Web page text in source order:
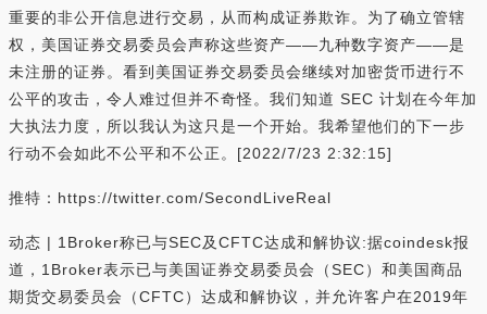
重要的非公开信息进行交易，从而构成证券欺诈。为了确立管辖
权，美国证券交易委员会声称这些资产——九种数字资产——是
未注册的证券。看到美国证券交易委员会继续对加密货币进行不
公平的攻击，令人难过但并不奇怪。我们知道 SEC 计划在今年加
大执法力度，所以我认为这只是一个开始。我希望他们的下一步
行动不会如此不公平和不公正。[2022/7/23 2:32:15]
推特：https://twitter.com/SecondLiveReal
动态 | 1Broker称已与SEC及CFTC达成和解协议:据coindesk报
道，1Broker表示已与美国证券交易委员会（SEC）和美国商品
期货交易委员会（CFTC）达成和解协议，并允许客户在2019年